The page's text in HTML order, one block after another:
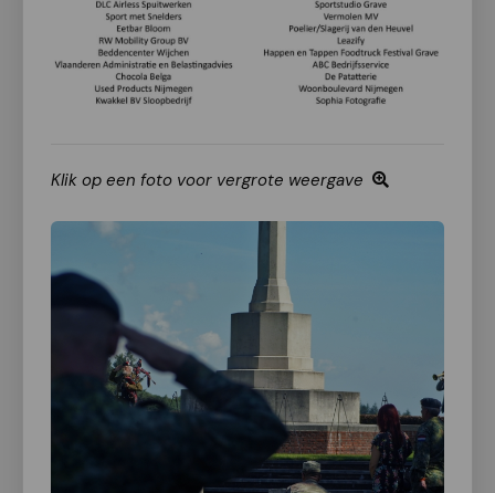
Klik op een foto voor vergrote weergave